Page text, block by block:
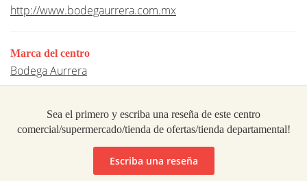
http://www.bodegaurrera.com.mx
Marca del centro
Bodega Aurrera
Sea el primero y escriba una reseña de este centro
comercial/supermercado/tienda de ofertas/tienda departamental!
Escriba una reseña